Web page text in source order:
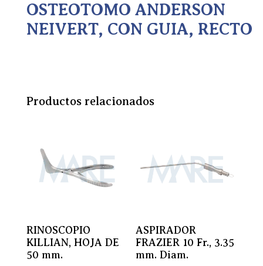
OSTEOTOMO ANDERSON
NEIVERT, CON GUIA, RECTO
Productos relacionados
RINOSCOPIO
KILLIAN, HOJA DE
50 mm.
ASPIRADOR
FRAZIER 10 Fr., 3.35
mm. Diam.